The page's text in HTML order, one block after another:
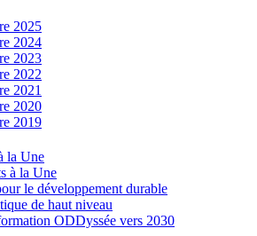
2025
2024
2023
2022
2021
2020
2019
la Une
à la Une
le développement durable
de haut niveau
ODDyssée vers 2030